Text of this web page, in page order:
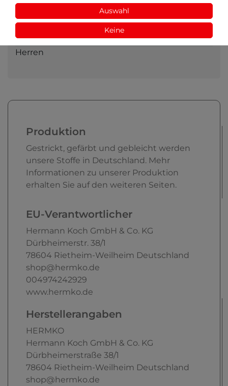
trotz Einlaufvorbehandlung ist ein Einlaufen von
ca. 5% möglich
Geschlecht
Herren
Produktion
Gestrickt, gefärbt und gebleicht werden
unsere Stoffe in Deutschland. Mehr
Informationen zu unserer Produktion
erhalten Sie auf den weiteren Seiten.
EU-Verantwortlicher
Hermann Koch GmbH & Co. KG
Dürbheimerstr. 38/1
78604 Rietheim-Weilheim Deutschland
shop@hermko.de
004974242929
www.hermko.de
Herstellerangaben
HERMKO
Hermann Koch GmbH & Co. KG
Dürbheimerstraße 38/1
78604 Rietheim-Weilheim Deutschland
shop@hermko.de
Auswahl
Keine